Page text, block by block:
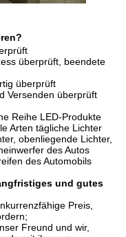
überprüft, beendete
überprüft
Versenden überprüft
Reihe LED-Produkte
Arten tägliche Lichter
obenliegende Lichter,
des Autos
des Automobils
und gutes
Preis,
Freund und wir,